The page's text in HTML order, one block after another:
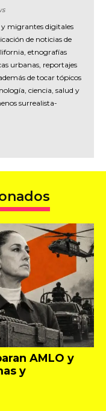
migrantes digitales
de noticias de
etnografías
urbanas, reportajes
de tocar tópicos
ciencia, salud y
surrealista-
AMLO y
y